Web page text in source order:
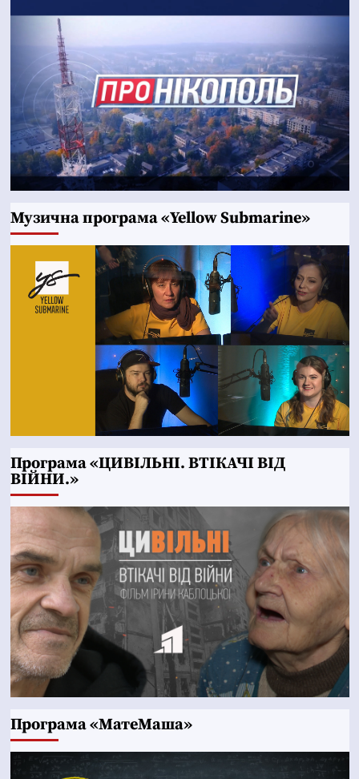
Музична програма «Yellow Submarine»
Програма «ЦИВІЛЬНІ. ВТІКАЧІ ВІД
ВІЙНИ.»
Програма «МатеМаша»